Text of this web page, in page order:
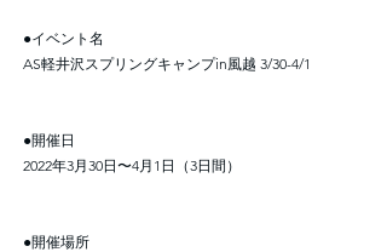
●イベント名
AS軽井沢スプリングキャンプin風越 3/30-4/1
●開催日
2022年3月30日〜4月1日（3日間）
●開催場所